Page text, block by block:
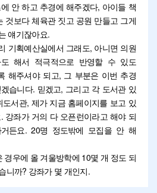
안 하고 추경에 해주겠다, 아이들 책
것보다 체육관 짓고 공원 만들고 그게
얘기잖아요.
기획예산실에서 그래도, 아니면 의원
도 해서 적극적으로 반영할 수 있도
해주셔야 되고, 그 부분은 이번 추경
습니다. 믿겠고, 그리고 각 도서관 있
서관, 제가 지금 홈페이지를 보고 있
강좌가 거의 다 오픈런이라고 해야 되
든요. 20명 정도밖에 모집을 안 해
경우에 올 겨울방학에 10몇 개 정도 되
니까? 강좌가 몇 개인지.